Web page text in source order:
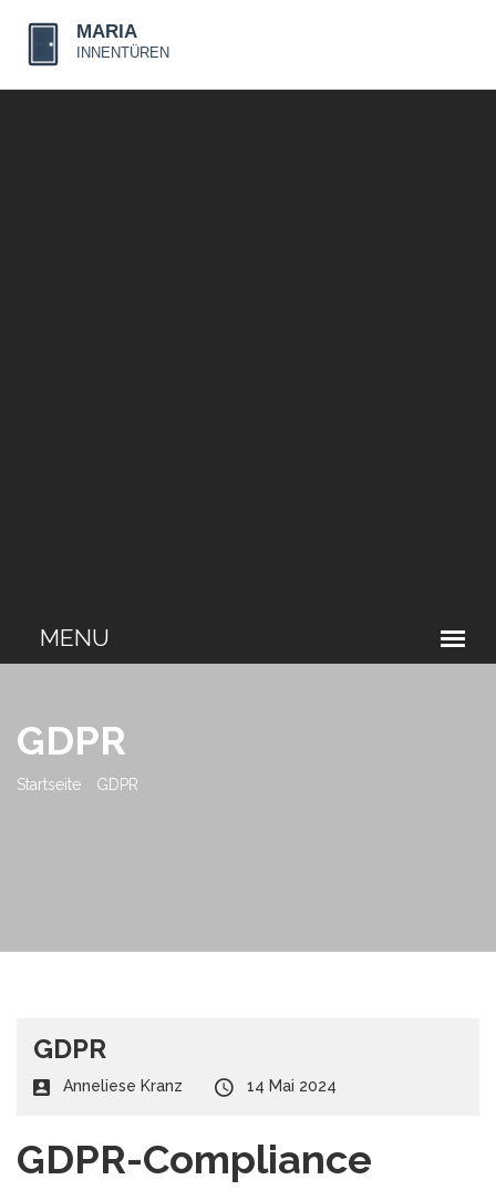
GDPR
Startseite GDPR
GDPR
Anneliese Kranz 14 Mai 2024
GDPR-Compliance